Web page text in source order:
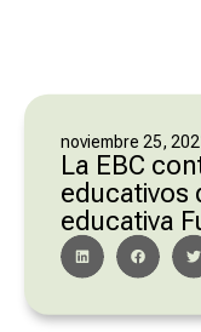
noviembre 25,
La EBC
educativos
educativa